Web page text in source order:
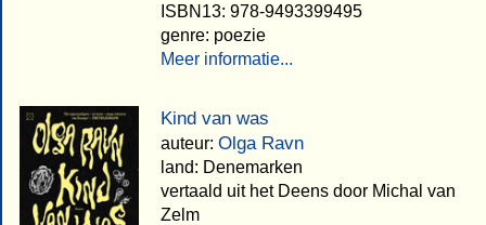
ISBN13: 978-9493399495
genre: poezie
Meer informatie...
Kind van was
auteur: Olga Ravn
land: Denemarken
vertaald uit het Deens door Michal van
Zelm